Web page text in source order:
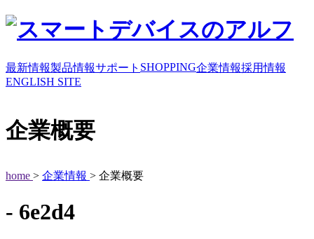
最新情報製品情報サポート SHOPPING企業情報採用情報
ENGLISH SITE
企業概要
home > 企業情報 > 企業概要
- 6e2d4